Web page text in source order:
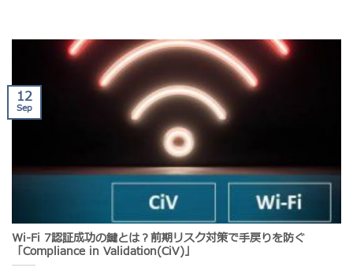
Wi-Fi 7認証成功の鍵とは？前期リスク対策で手戻りを防ぐ
「Compliance in Validation(CiV)」
12
Sep